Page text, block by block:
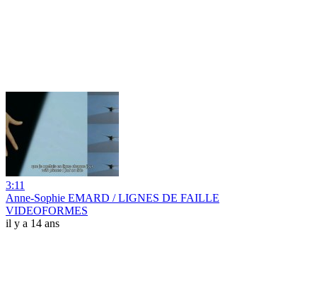
3:11
Anne-Sophie EMARD / LIGNES DE FAILLE
VIDEOFORMES
il y a 14 ans